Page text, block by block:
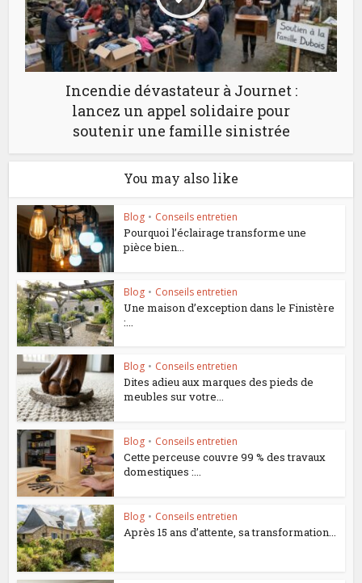
Incendie dévastateur à Journet :
lancez un appel solidaire pour
soutenir une famille sinistrée
You may also like
Blog • Conseils entretien
Pourquoi l’éclairage transforme une
pièce bien...
Blog • Conseils entretien
Une maison d’exception dans le Finistère
:...
Blog • Conseils entretien
Dites adieu aux marques des pieds de
meubles sur votre...
Blog • Conseils entretien
Cette perceuse couvre 99 % des travaux
domestiques :...
Blog • Conseils entretien
Après 15 ans d’attente, sa transformation...